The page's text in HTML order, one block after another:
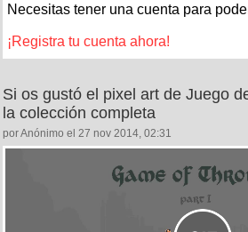
Necesitas tener una cuenta para
¡Registra tu cuenta ahora!
Si os gustó el pixel art de Juego
la colección completa
por Anónimo el 27 nov 2014, 02:31